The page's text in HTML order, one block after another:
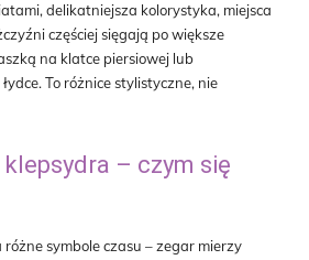
delikatniejsza kolorystyka, miejsca
częściej sięgają po większe
na klatce piersiowej lub
To różnice stylistyczne, nie
– czym się
symbole czasu – zegar mierzy